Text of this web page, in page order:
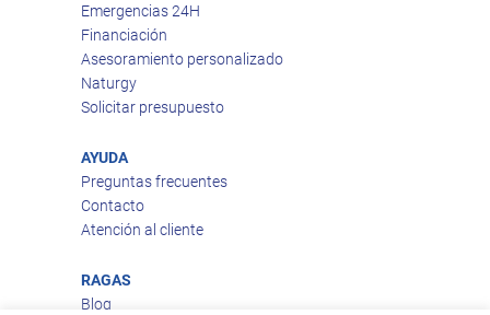
Emergencias 24H
Financiación
Asesoramiento personalizado
Naturgy
Solicitar presupuesto
AYUDA
Preguntas frecuentes
Contacto
Atención al cliente
RAGAS
Blog